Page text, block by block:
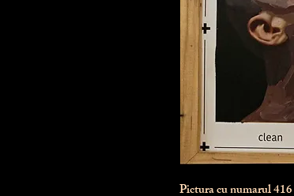
Pictura cu numarul416